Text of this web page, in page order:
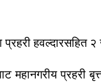
हवल्दारसहित
प्रहरी बृत्त